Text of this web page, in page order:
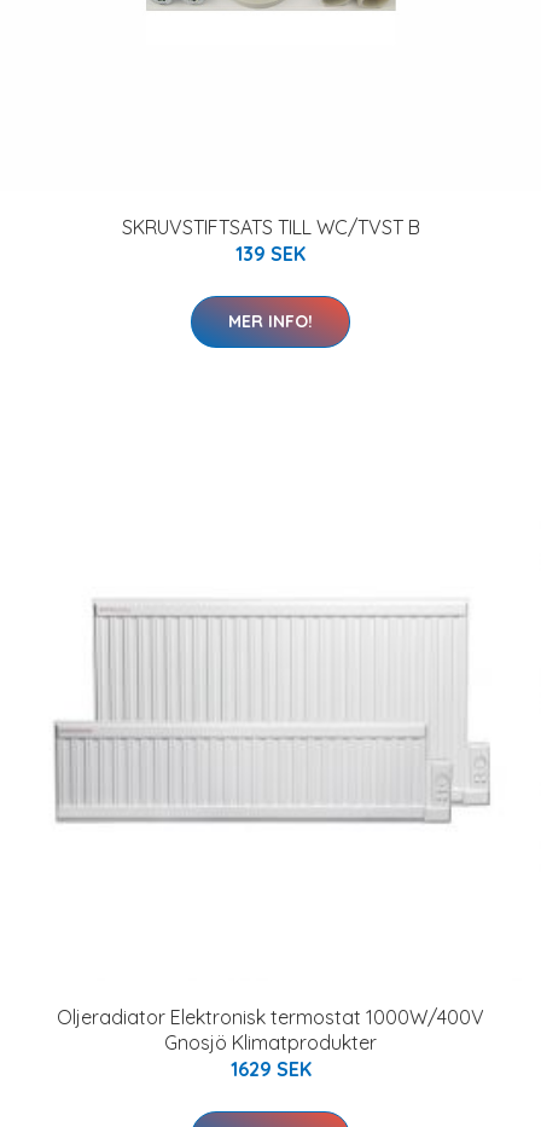
SKRUVSTIFTSATS TILL WC/TVST B
139 SEK
MER INFO!
Oljeradiator Elektronisk termostat 1000W/400V
Gnosjö Klimatprodukter
1629 SEK